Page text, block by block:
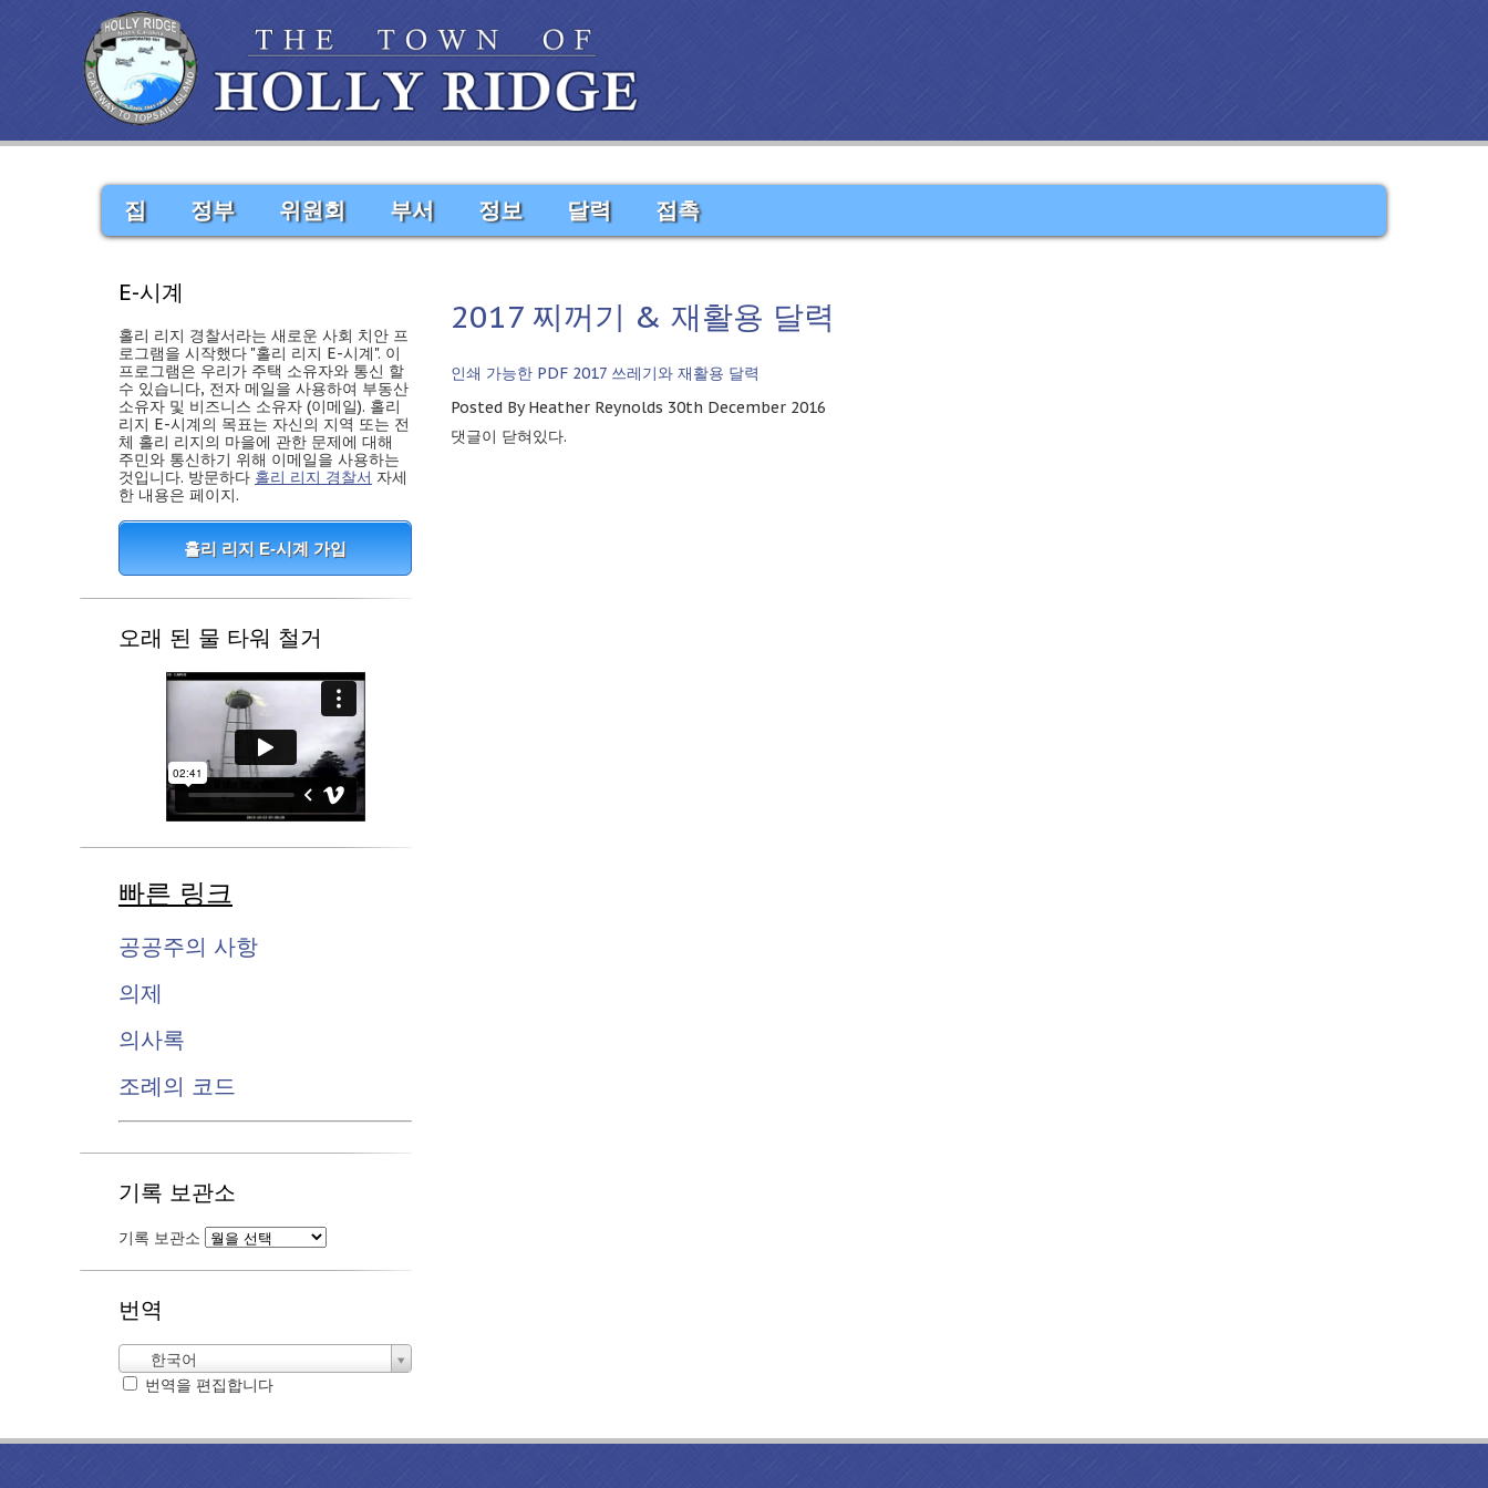
집 정부 위원회 부서 정보 달력 접촉
E-시계
홀리 리지 경찰서라는 새로운 사회 치안 프
로그램을 시작했다 "홀리 리지 E-시계". 이
프로그램은 우리가 주택 소유자와 통신 할
수 있습니다, 전자 메일을 사용하여 부동산
소유자 및 비즈니스 소유자 (이메일). 홀리
리지 E-시계의 목표는 자신의 지역 또는 전
체 홀리 리지의 마을에 관한 문제에 대해
주민와 통신하기 위해 이메일을 사용하는
것입니다. 방문하다 홀리 리지 경찰서 자세
한 내용은 페이지.
홀리 리지 E-시계 가입
오래 된 물 타워 철거
빠른 링크
공공주의 사항
의제
의사록
조례의 코드
기록 보관소
기록 보관소
번역
한국어
번역을 편집합니다
2017 찌꺼기 & 재활용 달력
인쇄 가능한 PDF 2017 쓰레기와 재활용 달력
Posted By Heather Reynolds 30th December 2016
댓글이 닫혀있다.